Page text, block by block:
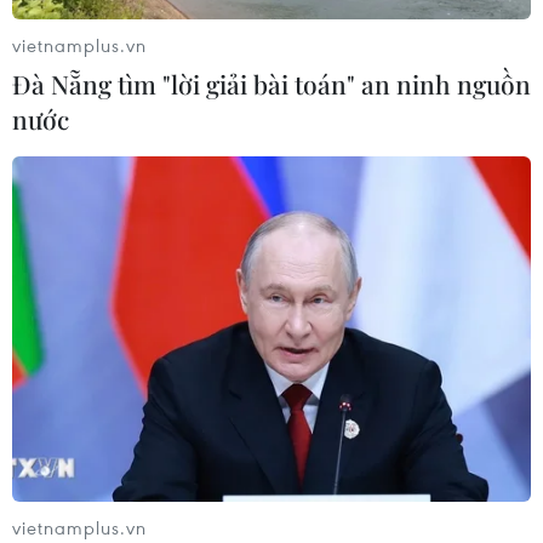
Phó Tổng Biên tập: NGUYỄN THỊ TÁM, KHÚC THANH
THỦY
Sở hữu trí tuệ
Ngôn ngữ
TTXVN
Dịch vụ tin
Quảng cáo
Liên hệ
Giấy phép số: 1374/GP-BTTTT do Bộ Thông tin và Truyền thông
cấp ngày 11/9/2008.
Quảng cáo: Phó TBT Nguyễn Thị Tám: 093.5958688, Email:
vietnamplus.vn
Đà Nẵng tìm "lời giải bài toán" an ninh nguồn
nước
vietnamplus.vn